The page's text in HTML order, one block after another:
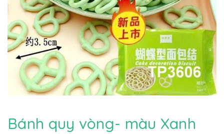
Bánh quy vòng- màu Xanh